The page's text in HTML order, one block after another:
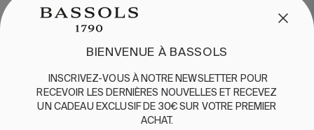
BASSOLS
QUESTIONS FRÉQUENTES
EXPÉDITION ET RETOURS
ESPAÑOL / FRANÇAIS
BIENVENUE À BASSOLS
INSCRIVEZ-VOUS À NOTRE NEWSLETTER POUR
RECEVOIR LES DERNIÈRES NOUVELLES ET RECEVEZ
UN CADEAU EXCLUSIF DE 30€SUR VOTRE PREMIER
ACHAT.